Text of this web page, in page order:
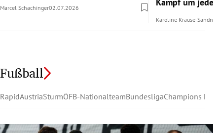
Marcel Schachinger02.07.2026
Karoline Krause-Sandner
Fußball
RapidAustriaSturmÖFB-NationalteamBundesligaChampions